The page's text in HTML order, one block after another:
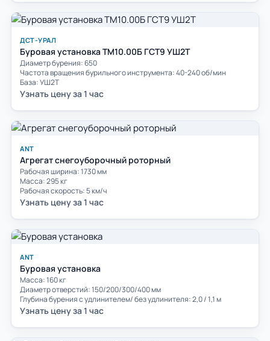
ДСТ-УРАЛ
Буровая установка ТМ10.00Б ГСТ9 УШ2Т
Диаметр бурения: 650
Частота вращения бурильного инструмента: 40-240 об/мин
База: УШ2Т
Узнать цену за 1 час
ANT
Агрегат снегоуборочный роторный
Рабочая ширина: 1730 мм
Масса: 295 кг
Рабочая скорость: 5 км/ч
Узнать цену за 1 час
ANT
Буровая установка
Масса: 160 кг
Диаметр отверстий: 150/200/300/400 мм
Глубина бурения с удлинителем/ без удлинителя: 2,0 / 1,1 м
Узнать цену за 1 час